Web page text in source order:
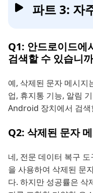
파트 3: 자
Q1: 안드로이드에
검색할 수 있습니
예, 삭제된 문자 메시지
업, 휴지통 기능, 알림
Android 장치에서 검색
Q2: 삭제된 문자
네, 전문 데이터 복구
을 사용하여 삭제된 문
다. 하지만 성공률은 삭